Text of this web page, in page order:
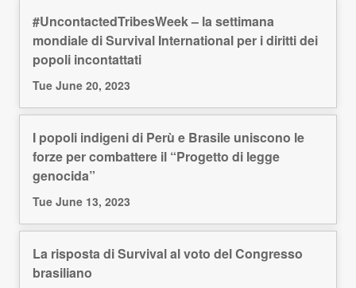
#UncontactedTribesWeek – la settimana
mondiale di Survival International per i diritti dei
popoli incontattati
Tue June 20, 2023
I popoli indigeni di Perù e Brasile uniscono le
forze per combattere il “Progetto di legge
genocida”
Tue June 13, 2023
La risposta di Survival al voto del Congresso
brasiliano